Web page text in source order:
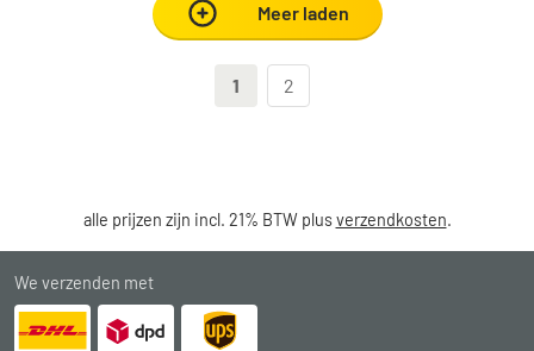
Meer laden
1 2
alle prijzen zijn incl. 21% BTW plusverzendkosten.
We verzenden met